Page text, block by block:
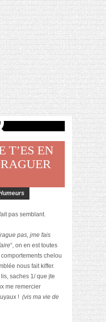
T’ES EN
pas semblant.
pas, jme fais
“, on en est toutes
chelou
nous fait kiffer.
saches 1/ que jte
me remercier
! (vis ma vie de